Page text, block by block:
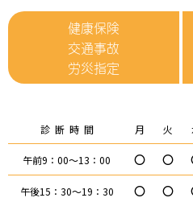
健康保険
交通事故
労災指定
診断時間 月 火
午前9：00～13：00 〇 〇
午後15：30～19：30 〇 〇